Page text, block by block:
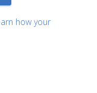
how your